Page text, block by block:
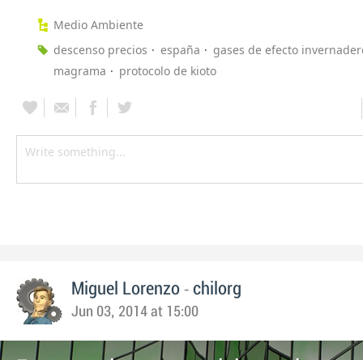
Medio Ambiente
descenso precios
españa
gases de efecto
magrama
protocolo de kioto
Miguel Lorenzo - chilorg
Jun 03, 2014 at 15:00